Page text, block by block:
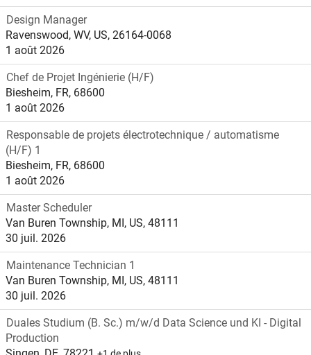
Design Manager
Ravenswood, WV, US, 26164-0068
1 août 2026
Chef de Projet Ingénierie (H/F)
Biesheim, FR, 68600
1 août 2026
Responsable de projets électrotechnique / automatisme
(H/F) 1
Biesheim, FR, 68600
1 août 2026
Master Scheduler
Van Buren Township, MI, US, 48111
30 juil. 2026
Maintenance Technician 1
Van Buren Township, MI, US, 48111
30 juil. 2026
Duales Studium (B. Sc.) m/w/d Data Science und KI - Digital
Production